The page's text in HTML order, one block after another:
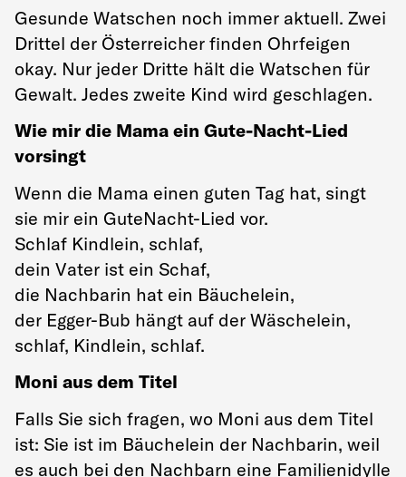
Gesunde Watschen noch immer aktuell. Zwei
Drittel der Österreicher finden Ohrfeigen
okay. Nur jeder Dritte hält die Watschen für
Gewalt. Jedes zweite Kind wird geschlagen.
Wie mir die Mama ein Gute-Nacht-Lied
vorsingt
Wenn die Mama einen guten Tag hat, singt
sie mir ein GuteNacht-Lied vor.
Schlaf Kindlein, schlaf,
dein Vater ist ein Schaf,
die Nachbarin hat ein Bäuchelein,
der Egger-Bub hängt auf der Wäschelein,
schlaf, Kindlein, schlaf.
Moni aus dem Titel
Falls Sie sich fragen, wo Moni aus dem Titel
ist: Sie ist im Bäuchelein der Nachbarin, weil
es auch bei den Nachbarn eine Familienidylle